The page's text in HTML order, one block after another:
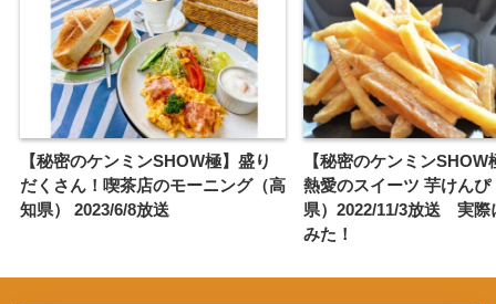
【秘密のケンミンSHOW極】盛り
だくさん！喫茶店のモーニング（高
知県） 2023/6/8放送
【秘密のケンミンSHOW
熱愛のスイーツ 芋けんぴ
県）2022/11/3放送 実際
みた！